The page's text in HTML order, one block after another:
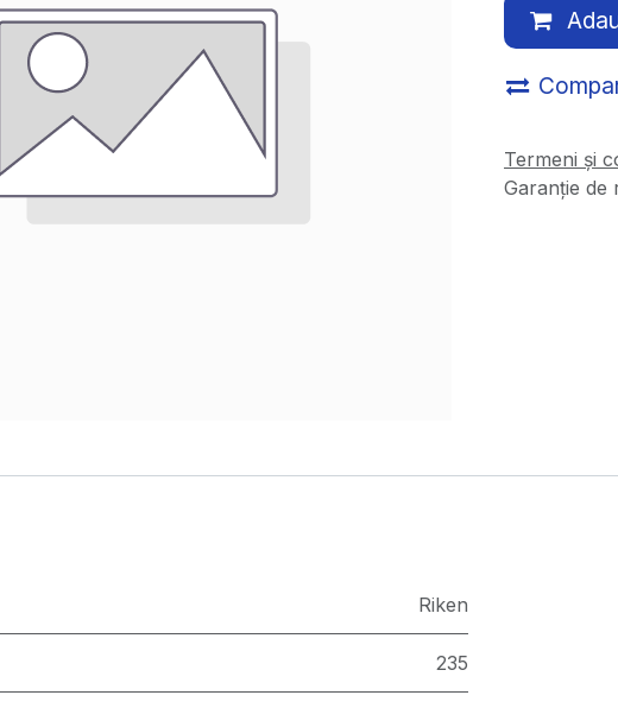
Termeni și
Garanție de
Riken
235